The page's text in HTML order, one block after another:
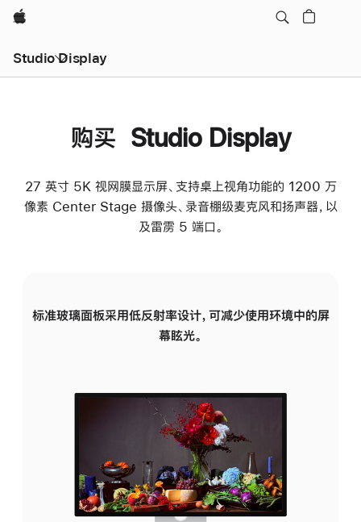
Apple
Studio Display
购买 Studio Display
27 英寸 5K 视网膜显示屏、支持桌上视角功能的 1200 万
像素 Center Stage 摄像头、录音棚级麦克风和扬声器，以
及雷雳 5 端口。
标准玻璃面板采用低反射率设计，可减少使用环境中的屏
幕眩光。